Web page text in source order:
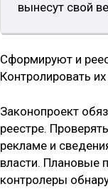
вынесут свой
Сформируют и
Контролировать
Законопроект
реестре.
рекламе и
власти. Плановые
контролеры